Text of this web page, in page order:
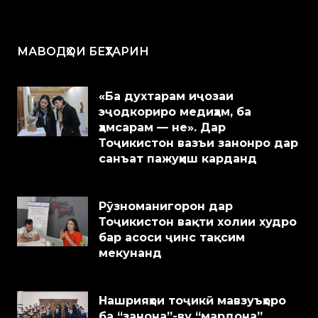
МАВОДҲОИ БЕҲТАРИН
«Ба духтарам иҷозаи
эҷодкориро медиҳам, ба
ҳамсарам — не». Дар
Тоҷикистон вазъи занонро дар
санъат пажуҳиш карданд
Рӯзноманигорон дар
Тоҷикистон вақти холии худро
бар асоси ҷинс тақсим
мекунанд
Нашрияҳои тоҷикӣ мавзуъҳоро